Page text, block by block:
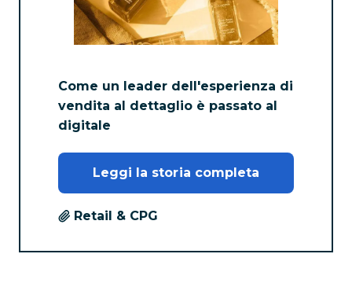
Come un leader dell'esperienza di
vendita al dettaglio è passato al
digitale
Leggi la storia completa
Retail & CPG